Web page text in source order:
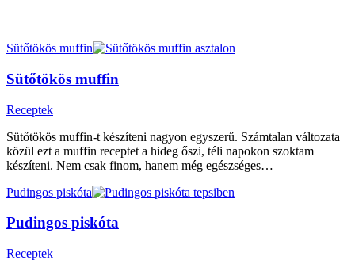
Sütőtökös muffin
Sütőtökös muffin
Receptek
Sütőtökös muffin-t készíteni nagyon egyszerű. Számtalan változata
közül ezt a muffin receptet a hideg őszi, téli napokon szoktam
készíteni. Nem csak finom, hanem még egészséges…
Pudingos piskóta
Pudingos piskóta
Receptek